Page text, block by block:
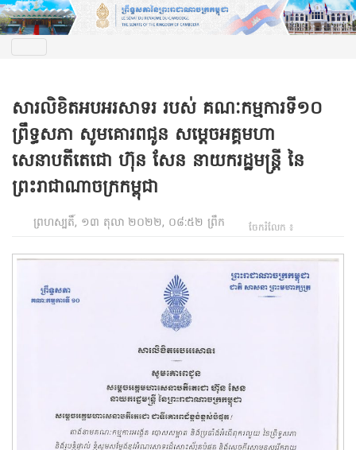
សារលិខិតអបអរសាទរ របស់ គណៈកម្មការទី១០
ព្រឹទ្ធសភា សូមគោរពជូន សម្តេចអគ្គមហា
សេនាបតីតេជោ ហ៊ុន សែន នាយករដ្ឋមន្ត្រី នៃ
ព្រះរាជាណាចក្រកម្ពុជា
ព្រហស្បតិ៍, ១៣ តុលា ២០២២, ០៨:៥២ ព្រឹក ចែករំលែក ៖